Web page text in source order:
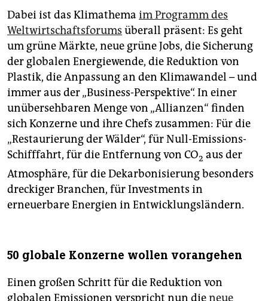
Dabei ist das Klimathema im Programm des
Weltwirtschaftsforums überall präsent: Es geht
um grüne Märkte, neue grüne Jobs, die Sicherung
der globalen Energiewende, die Reduktion von
Plastik, die Anpassung an den Klimawandel – und
immer aus der „Business-Perspektive“. In einer
unübersehbaren Menge von „Allianzen“ finden
sich Konzerne und ihre Chefs zusammen: Für die
„Restaurierung der Wälder“, für Null-Emissions-
Schifffahrt, für die Entfernung von CO2 aus der
Atmosphäre, für die Dekarbonisierung besonders
dreckiger Branchen, für Investments in
erneuerbare Energien in Entwicklungsländern.
50 globale Konzerne wollen vorangehen
Einen großen Schritt für die Reduktion von
globalen Emissionen verspricht nun dieneue